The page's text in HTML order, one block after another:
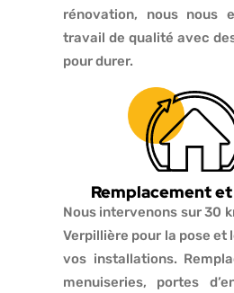
rénovation, nous nous
travail de qualité avec
pour durer.
Remplacement
Nous intervenons sur 30
Verpillière pour la pose et
vos installations.
menuiseries, portes